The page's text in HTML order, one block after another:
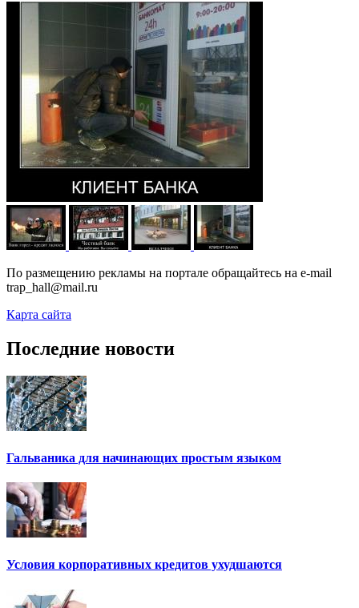
По размещению рекламы на портале обращайтесь на e-mail
trap_hall@mail.ru
Карта сайта
Последние новости
Гальваника для начинающих простым языком
Условия корпоративных кредитов ухудшаются